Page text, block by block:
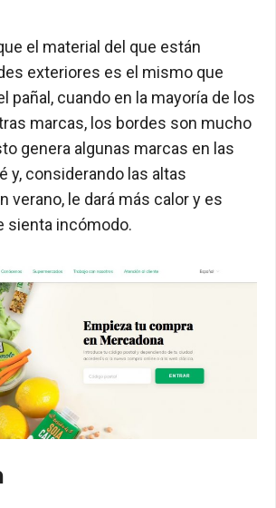
el material del que están
exteriores es el mismo que
pañal, cuando en la mayoría de los
marcas, los bordes son mucho
genera algunas marcas en las
y, considerando las altas
verano, le dará más calor y es
sienta incómodo.